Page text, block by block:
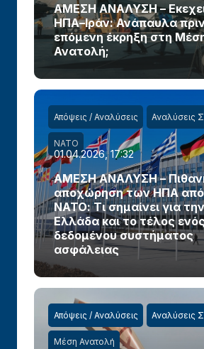
ΑΜΕΣΗ ΑΝΑΛΥΣΗ –
ΗΠΑ–Ιράν: Ανάπαυλα
επόμενη έκρηξη στη
Ανατολή;
Απόψεις / Αναλύσεις Αναλύσεις
ΝΑΤΟ
01.04.2026, 17:32
ΑΜΕΣΗ ΑΝΑΛΥΣΗ –
αποχώρηση των ΗΠΑ
ΝΑΤΟ: Τι σημαίνει για
Ελλάδα και το τέλος
δεδομένου συστήματος
ασφάλειας
Απόψεις / Αναλύσεις Αναλύσεις
Μέση Ανατολή